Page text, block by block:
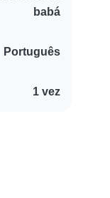
babá
Português
1 vez